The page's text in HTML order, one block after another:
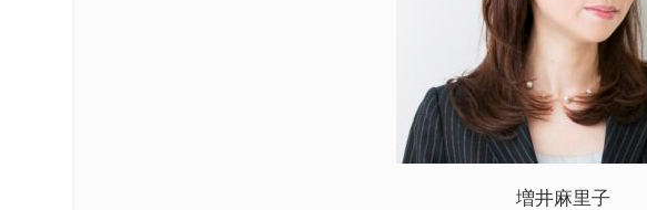
増井麻里子